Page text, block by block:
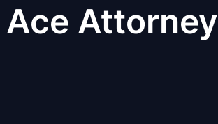
Attorney